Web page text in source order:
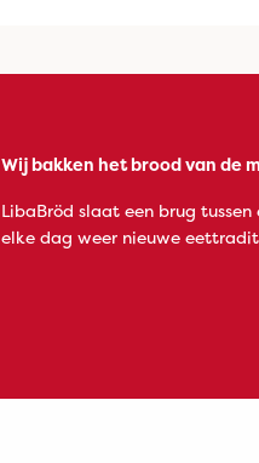
Wij bakken het brood van de
LibaBröd slaat een brug
elke dag weer nieuwe